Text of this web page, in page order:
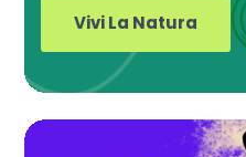
Vivi La Natura